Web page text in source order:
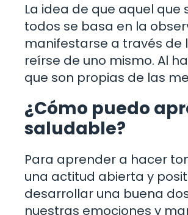
La idea de que aquel
todos se basa en la
manifestarse a través
reírse de uno mismo. Al
que son propias de las
¿Cómo puedo
saludable?
Para aprender a hacer
una actitud abierta y
desarrollar una buena
nuestras emociones y